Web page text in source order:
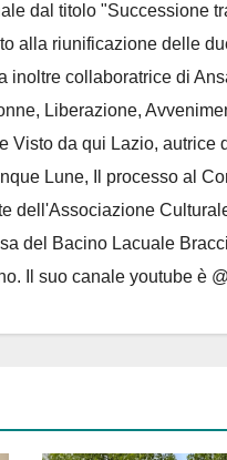
dal titolo "Successione
alla riunificazione delle
inoltre collaboratrice di
Liberazione,
e Visto da qui Lazio, autrice
Lune, Il processo al
dell'Associazione
del Bacino Lacuale
Il suo canale youtube è